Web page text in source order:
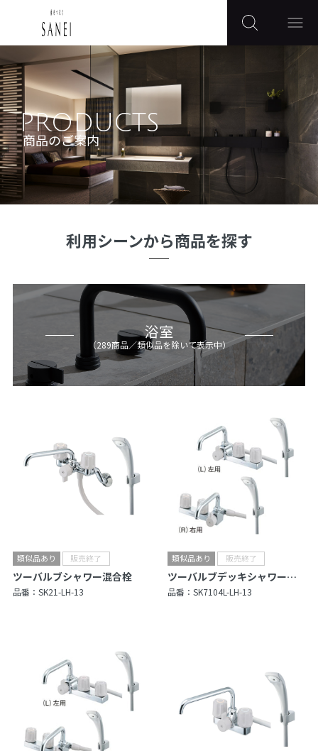
PRODUCTS
商品のご案内
利用シーンから商品を探す
浴室
（289商品／類似品を除いて表示中）
ツーバルブシャワー混合栓
品番： SK21-LH-13
ツーバルブデッキシャワー混合栓（一時止水）
品番：SK7104L-LH-13